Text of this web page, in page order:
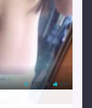
116 MB 0%